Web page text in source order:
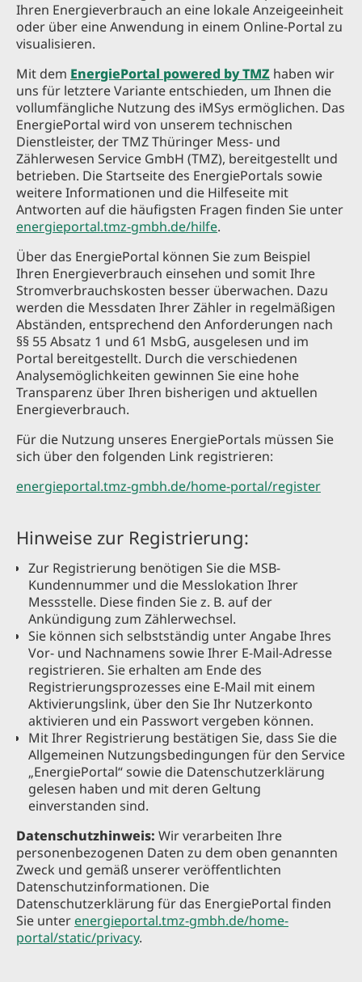
Ihren Energieverbrauch an eine lokale Anzeigeeinheit
oder über eine Anwendung in einem Online-Portal zu
visualisieren.
Mit dem EnergiePortal powered by TMZ haben wir
uns für letztere Variante entschieden, um Ihnen die
vollumfängliche Nutzung des iMSys ermöglichen. Das
EnergiePortal wird von unserem technischen
Dienstleister, der TMZ Thüringer Mess- und
Zählerwesen Service GmbH (TMZ), bereitgestellt und
betrieben. Die Startseite des EnergiePortals sowie
weitere Informationen und die Hilfeseite mit
Antworten auf die häufigsten Fragen finden Sie unter
energieportal.tmz-gmbh.de/hilfe.
Über das EnergiePortal können Sie zum Beispiel
Ihren Energieverbrauch einsehen und somit Ihre
Stromverbrauchskosten besser überwachen. Dazu
werden die Messdaten Ihrer Zähler in regelmäßigen
Abständen, entsprechend den Anforderungen nach
§§ 55 Absatz 1 und 61 MsbG, ausgelesen und im
Portal bereitgestellt. Durch die verschiedenen
Analysemöglichkeiten gewinnen Sie eine hohe
Transparenz über Ihren bisherigen und aktuellen
Energieverbrauch.
Für die Nutzung unseres EnergiePortals müssen Sie
sich über den folgenden Link registrieren:
energieportal.tmz-gmbh.de/home-portal/register
Hinweise zur Registrierung:
Zur Registrierung benötigen Sie die MSB-
Kundennummer und die Messlokation Ihrer
Messstelle. Diese finden Sie z. B. auf der
Ankündigung zum Zählerwechsel.
Sie können sich selbstständig unter Angabe Ihres
Vor- und Nachnamens sowie Ihrer E-Mail-Adresse
registrieren. Sie erhalten am Ende des
Registrierungsprozesses eine E-Mail mit einem
Aktivierungslink, über den Sie Ihr Nutzerkonto
aktivieren und ein Passwort vergeben können.
Mit Ihrer Registrierung bestätigen Sie, dass Sie die
Allgemeinen Nutzungsbedingungen für den Service
„EnergiePortal“ sowie die Datenschutzerklärung
gelesen haben und mit deren Geltung
einverstanden sind.
Datenschutzhinweis: Wir verarbeiten Ihre
personenbezogenen Daten zu dem oben genannten
Zweck und gemäß unserer veröffentlichten
Datenschutzinformationen. Die
Datenschutzerklärung für das EnergiePortal finden
Sie unter energieportal.tmz-gmbh.de/home-
portal/static/privacy.